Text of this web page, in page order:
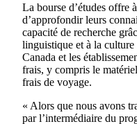
La bourse d’études offre
d’approfondir leurs
capacité de recherche
linguistique et à la culture
Canada et les
frais, y compris le
frais de voyage.
« Alors que nous avons
par l’intermédiaire du